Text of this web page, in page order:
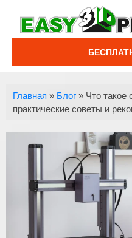
Главная » Блог » Что такое
практические советы и